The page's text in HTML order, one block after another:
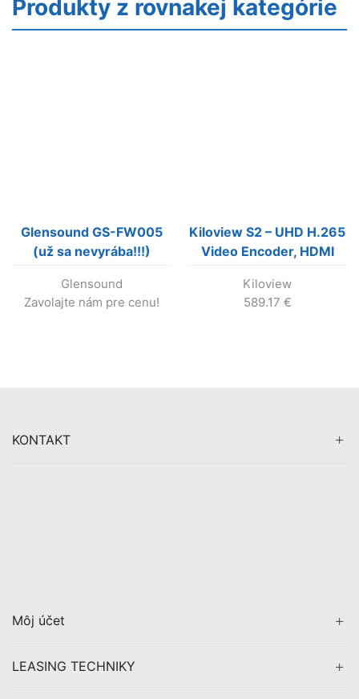
Produkty z rovnakej kategórie
Glensound GS-FW005
(už sa nevyrába!!!)
Glensound
Zavolajte nám pre cenu!
Kiloview S2 – UHD H.265
Video Encoder, HDMI
Kiloview
589.17 €
KONTAKT
Môj účet
LEASING TECHNIKY